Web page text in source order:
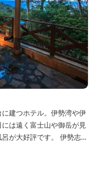
建つホテル。伊勢湾や伊
は遠く富士山や御岳が見
が大好評です。 伊勢志摩
慢の人情味あふれる温泉